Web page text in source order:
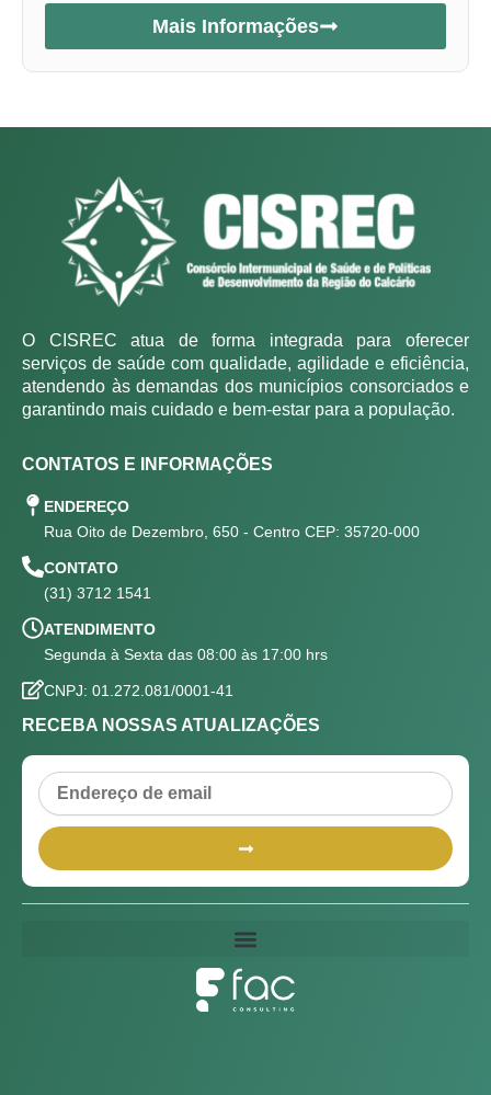
Mais Informações
O CISREC atua de forma integrada para oferecer
serviços de saúde com qualidade, agilidade e eficiência,
atendendo às demandas dos municípios consorciados e
garantindo mais cuidado e bem-estar para a população.
CONTATOS E INFORMAÇÕES
ENDEREÇO
Rua Oito de Dezembro, 650 - Centro CEP: 35720-000
CONTATO
(31) 3712 1541
ATENDIMENTO
Segunda à Sexta das 08:00 às 17:00 hrs
CNPJ: 01.272.081/0001-41
RECEBA NOSSAS ATUALIZAÇÕES
Email